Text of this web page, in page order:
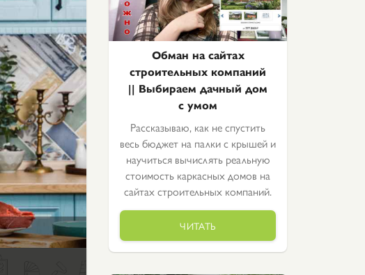
Обман на сайтах
строительных компаний
|| Выбираем дачный дом
с умом
Рассказываю, как не спустить
весь бюджет на палки с крышей и
научиться вычислять реальную
стоимость каркасных домов на
сайтах строительных компаний.
ЧИТАТЬ